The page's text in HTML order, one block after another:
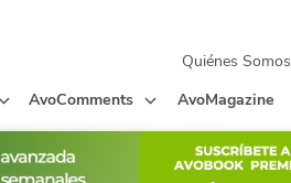
Quiénes Somos
AvoComments AvoMagazine